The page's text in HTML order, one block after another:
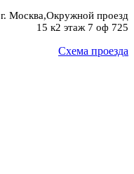
г. Москва,Окружной проезд
15 к2 этаж 7 оф 725
Схема проезда